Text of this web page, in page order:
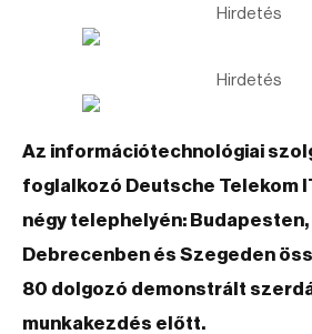
Hirdetés
Hirdetés
Az információtechnológiai
foglalkozó Deutsche Telekom
négy telephelyén: Budapesten,
Debrecenben és Szegeden
80 dolgozó demonstrált
munkakezdés előtt.